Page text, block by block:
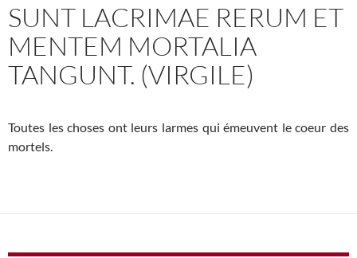
SUNT LACRIMAE RERUM ET
MENTEM MORTALIA
TANGUNT. (VIRGILE)
Toutes les choses ont leurs larmes qui émeuvent le coeur des
mortels.